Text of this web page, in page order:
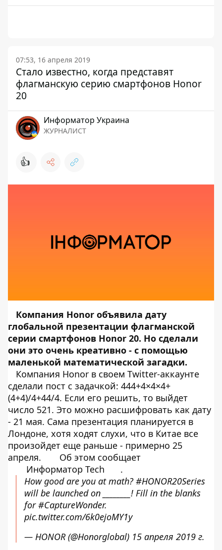
07:53, 16 апреля 2019
Стало известно, когда представят
флагманскую серию смартфонов Honor
20
Информатор Украина
ЖУРНАЛИСТ
👍
Компания Honor объявила дату
глобальной презентации флагманской
серии смартфонов Honor 20. Но сделали
они это очень креативно - с помощью
маленькой математической загадки.
Компания Honor в своем Twitter-аккаунте
сделали пост с задачкой: 444+4×4×4+
(4+4)/4+44/4. Если его решить, то выйдет
число 521. Это можно расшифровать как дату
- 21 мая. Сама презентация планируется в
Лондоне, хотя ходят слухи, что в Китае все
произойдет еще раньше - примерно 25
апреля.
Об этом сообщает
Информатор Tech
.
How good are you at math?#HONOR20Series
will be launched on ________! Fill in the blanks
for#CaptureWonder.
pic.twitter.com/6k0ejoMY1y
— HONOR (@Honorglobal) 15 апреля 2019 г.